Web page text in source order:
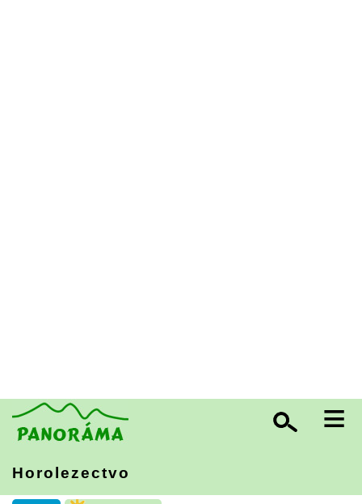
≡
Horolezectvo